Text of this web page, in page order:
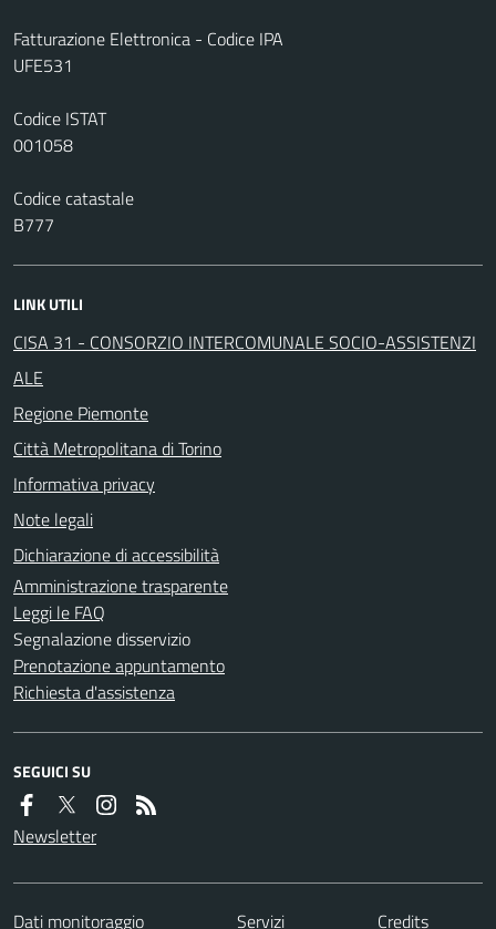
Fatturazione Elettronica - Codice IPA
UFE531
Codice ISTAT
001058
Codice catastale
B777
LINK UTILI
CISA 31 - CONSORZIO INTERCOMUNALE SOCIO-ASSISTENZI
ALE
Regione Piemonte
Città Metropolitana di Torino
Informativa privacy
Note legali
Dichiarazione di accessibilità
Amministrazione trasparente
Leggi le FAQ
Segnalazione disservizio
Prenotazione appuntamento
Richiesta d'assistenza
SEGUICI SU
Newsletter
Dati monitoraggio Servizi Credits